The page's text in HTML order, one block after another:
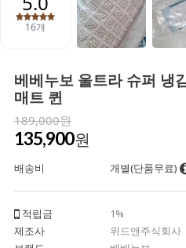
베베누보 울트라 슈퍼 냉
매트 퀸
189,000원
135,900원
배송비 개별(단품무료)
적립금
1%
제조사
위드앤주식회사